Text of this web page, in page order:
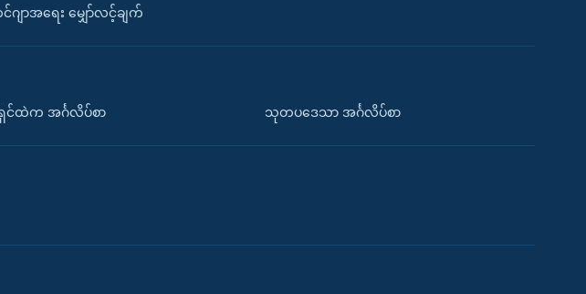
ဂျာအရေး မျှော်လင့်ချက်
င်ထဲက အင်္ဂလိပ်စာ သုတပဒေသာ အင်္ဂလိပ်စာ